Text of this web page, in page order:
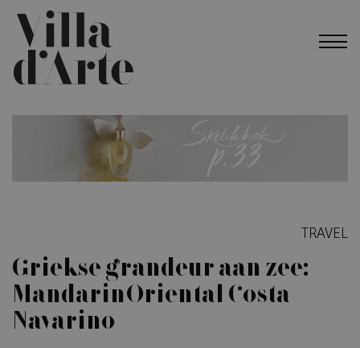
TRAVEL
Griekse grandeur aan zee:
Mandarin Oriental Costa
Navarino